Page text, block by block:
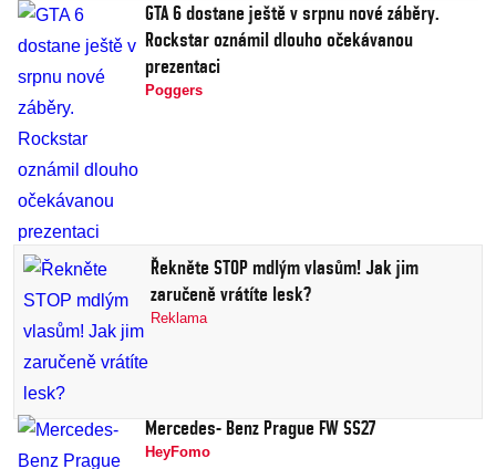
GTA 6 dostane ještě v srpnu nové záběry.
Rockstar oznámil dlouho očekávanou
prezentaci
Poggers
Řekněte STOP mdlým vlasům! Jak jim
zaručeně vrátíte lesk?
Reklama
Mercedes- Benz Prague FW SS27
HeyFomo